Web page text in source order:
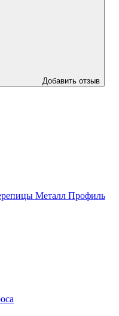
Добавить отзыв
Металл Профиль